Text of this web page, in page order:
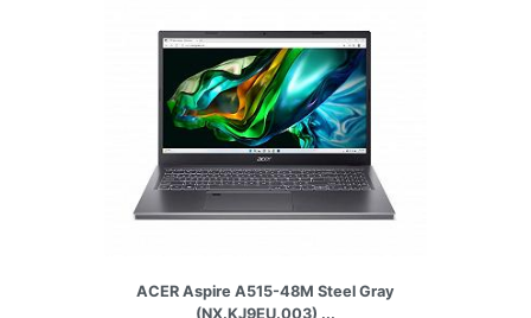
ACER Aspire A515-48M Steel Gray
(NX.KJ9EU.003) ...